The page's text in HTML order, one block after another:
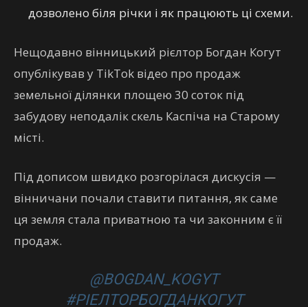
дозволено біля річки і як працюють ці схеми.
Нещодавно вінницький рієлтор Богдан Когут
опублікував у TikTok відео про продаж
земельної ділянки площею 30 соток під
забудову неподалік скель Каспіча на Старому
місті.
Під дописом швидко розгорілася дискусія —
вінничани почали ставити питання, як саме
ця земля стала приватною та чи законним є її
продаж.
@BOGDAN_KOGYT
#РІЕЛТОРБОГДАНКОГУТ